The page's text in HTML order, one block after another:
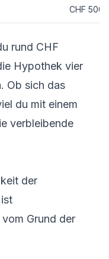
CHF 500-
rund CHF
Hypothek vier
Ob sich das
du mit einem
verbleibende
der
Grund der